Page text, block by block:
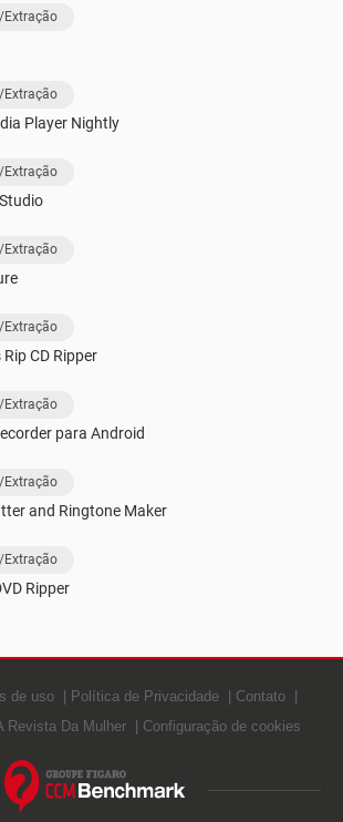
Extração
Extração
Player Nightly
Extração
Extração
Extração
Rip CD Ripper
Extração
para Android
Extração
and Ringtone Maker
Extração
Ripper
de uso Política de Privacidade
Contato
Revista Da Mulher Configuração de cookies